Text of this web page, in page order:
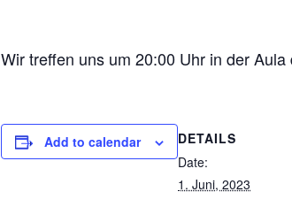
Wir treffen uns um 20:00 Uhr in der
Add to calendar
DETAILS
Date:
1. Juni, 2023